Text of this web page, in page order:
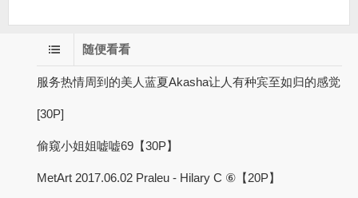
随便看看
服务热情周到的美人蓝夏Akasha让人有种宾至如归的感觉
[30P]
偷窥小姐姐嘘嘘69【30P】
MetArt 2017.06.02 Praleu - Hilary C ⑥【20P】